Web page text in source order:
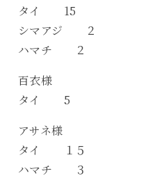
タイ 15
シマアジ ２
ハマチ ２
百衣様
タイ 5
アサネ様
タイ １５
ハマチ ３